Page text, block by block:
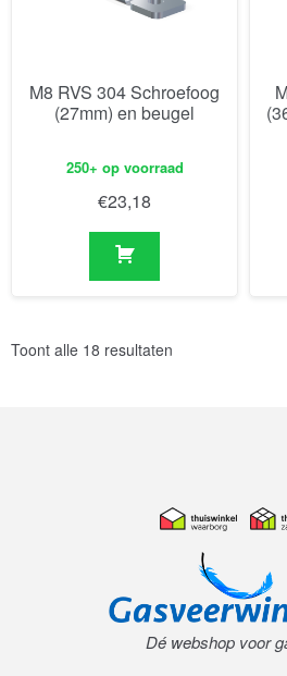
M8 RVS 304 Schroefoog
(27mm) en beugel
250+ op voorraad
€23,18
Toont alle 18 resultaten
Dé webshop voor